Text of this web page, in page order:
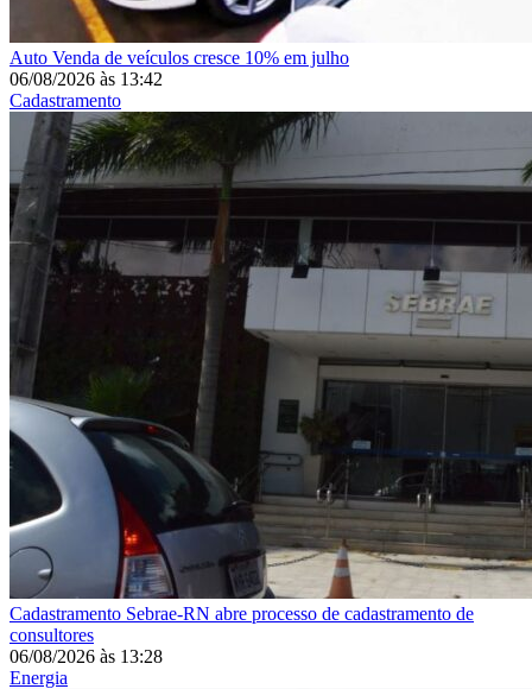
Auto Venda de veículos cresce 10% em julho
06/08/2026 às 13:42
Cadastramento
Cadastramento Sebrae-RN abre processo de cadastramento de
consultores
06/08/2026 às 13:28
Energia